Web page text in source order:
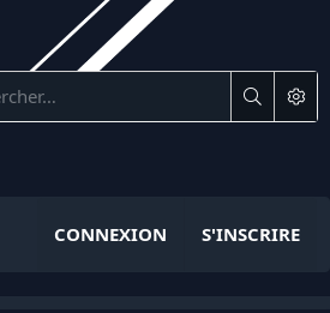
CONNEXION S'INSCRIRE